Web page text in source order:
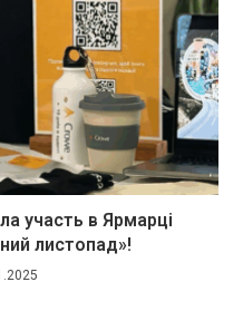
участь в Ярмарці
листопад»!